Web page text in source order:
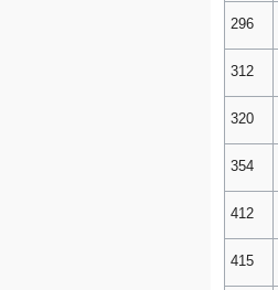
296
312
320
354
412
415